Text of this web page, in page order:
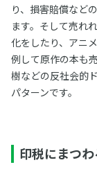
り、損害賠償など
ます。そして売れ
化をしたり、アニ
例して原作の本も
樹などの反社会的
パターンです。
印税にまつ